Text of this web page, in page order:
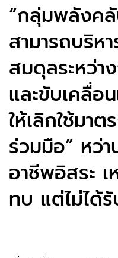
“กลุ่มพลังค
สามารถบริห
สมดุลระหว่า
และขับเคลื่อ
ให้เลิกใช้มา
ร่วมมือ” หว่
อาชีพอิสระ
ทบ แต่ไม่ได้